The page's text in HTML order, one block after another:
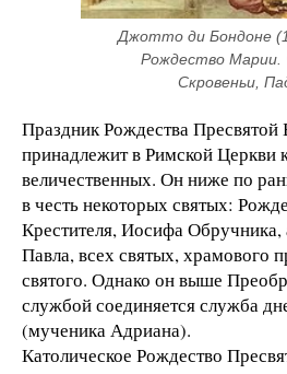
Джотто ди Бондоне
Рождество Марии.
Скровеньи,
Праздник Рождества Пресвятой
принадлежит в Римской Церкви
величественных. Он ниже по
в честь некоторых святых:
Крестителя, Иосифа Обручника,
Павла, всех святых, храмового
святого. Однако он выше
службой соединяется служба
(мученика Адриана).
Католическое Рождество